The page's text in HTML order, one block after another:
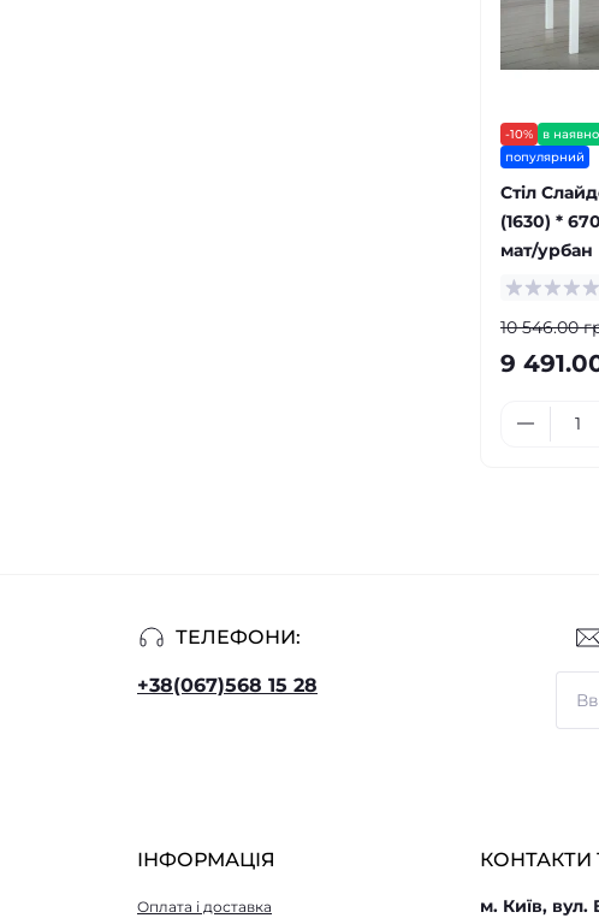
-10%
в
популярний
Стіл
(1630) *
мат/урбан
10 546.00
9
ТЕЛЕФОНИ:
+38(067)568 15 28
ІНФОРМАЦІЯ
Оплата і доставка
КОНТАКТИ
м. Київ, вул.